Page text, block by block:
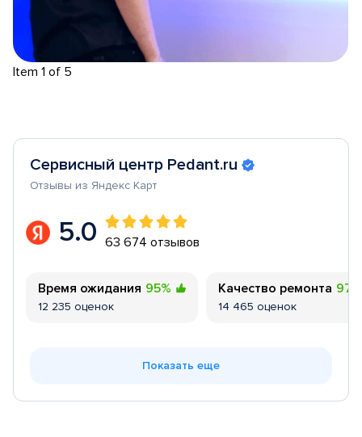
Item 1 of 5
Сервисный центр Pedant.ru
Отзывы из Яндекс Карт
5.0 63 674 отзывов
Время ожидания 95%
12 235 оценок
Качество ремонта 97%
14 465 оценок
Показать еще